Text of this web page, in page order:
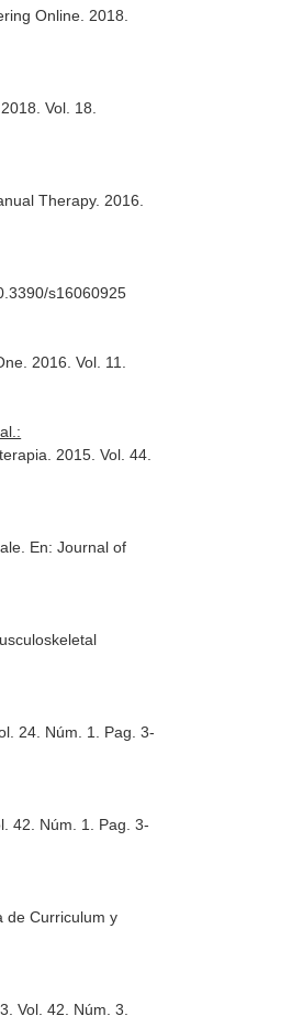
Online . 2018.
. 2018. Vol. 18.
Therapy. 2016.
s16060925
. 2016. Vol. 11.
. 2015. Vol. 44.
En: Journal of
24. Núm. 1. Pag. 3-
42. Núm. 1. Pag. 3-
de Curriculum y
Vol. 42. Núm. 3.